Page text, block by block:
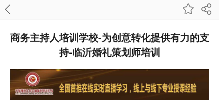
商务主持人培训学校-为创意转化提供有力的支
持-临沂婚礼策划师培训